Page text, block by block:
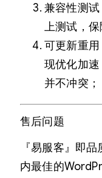
兼容性测
上测试，保
可更新重
现优化加速
并不冲突；
售后问题
『易服客』即
内最佳的